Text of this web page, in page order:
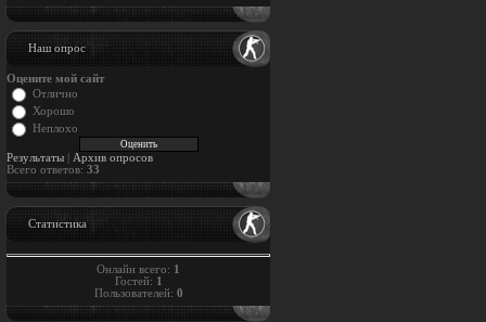
Наш опрос
Оцените мой сайт
Отлично
Хорошо
Неплохо
Результаты
Архив опросов
Всего ответов: 33
Статистика
Онлайн всего: 1
Гостей: 1
Пользователей: 0